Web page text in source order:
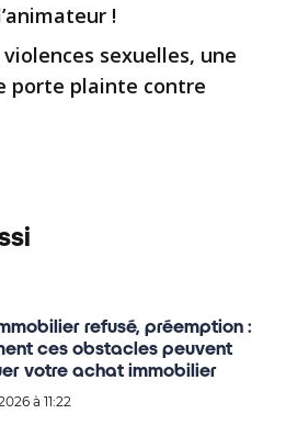
!
sexuelles, une
porte plainte contre
refusé, préemption :
ces obstacles peuvent
votre achat immobilier
à 11:22